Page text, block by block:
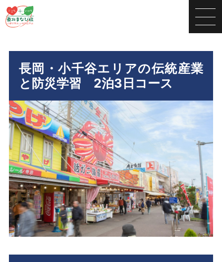
長岡・小千谷エリアの伝統産業
と防災学習 2泊3日コース